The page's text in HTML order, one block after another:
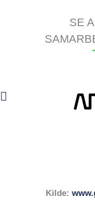
SE
Kilde: